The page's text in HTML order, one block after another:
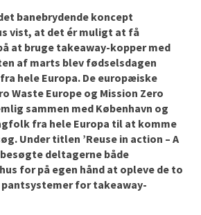
banebrydende koncept
vist, at det ér muligt at få
at bruge takeaway-kopper med
af marts blev fødselsdagen
hele Europa. De europæiske
Waste Europe og Mission Zero
sammen med København og
fra hele Europa til at komme
Under titlen ’Reuse in action – A
deltagerne både
for på egen hånd at opleve de to
for takeaway-